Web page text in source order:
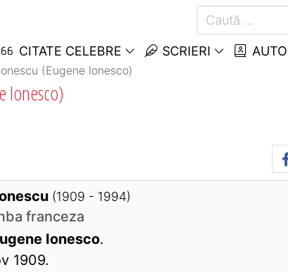
CITATE CELEBRE SCRIERI
(Eugene Ionesco)
Ionesco)
(1909 - 1994)
franceza
Ionesco.
1909.